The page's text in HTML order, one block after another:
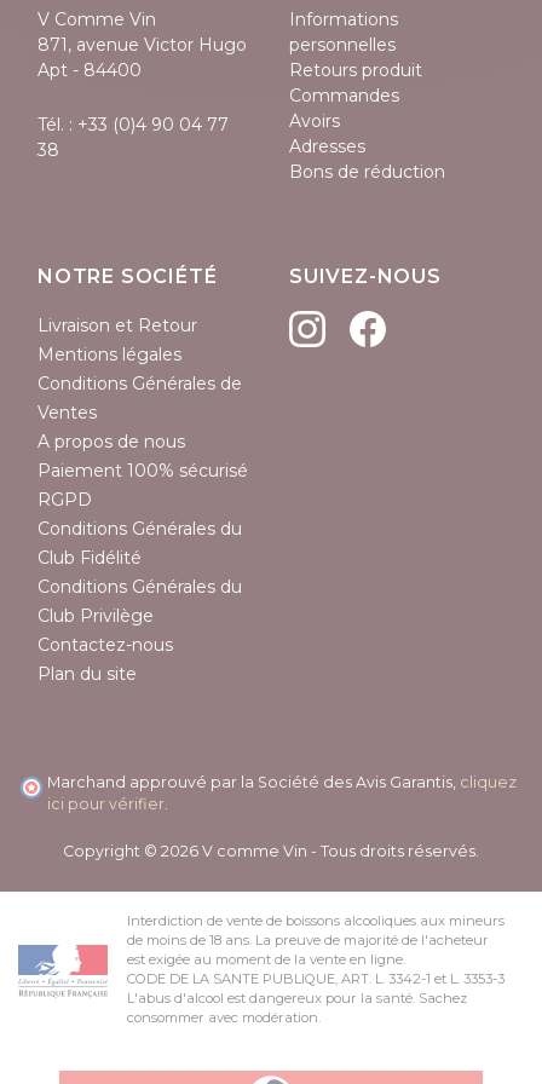
V Comme Vin
871, avenue Victor Hugo
Apt - 84400
Tél. : +33 (0)4 90 04 77
38
Informations
personnelles
Retours produit
Commandes
Avoirs
Adresses
Bons de réduction
NOTRE SOCIÉTÉ
Livraison et Retour
Mentions légales
Conditions Générales de
Ventes
A propos de nous
Paiement 100% sécurisé
RGPD
Conditions Générales du
Club Fidélité
Conditions Générales du
Club Privilège
Contactez-nous
Plan du site
SUIVEZ-NOUS
Marchand approuvé par la Société des Avis Garantis, cliquez
ici pour vérifier
Copyright © 2026 V comme Vin - Tous droits réservés.
Interdiction de vente de boissons alcooliques aux mineurs
de moins de 18 ans. La preuve de majorité de l'acheteur
est exigée au moment de la vente en ligne.
CODE DE LA SANTE PUBLIQUE, ART. L. 3342-1 et L. 3353-3
L'abus d'alcool est dangereux pour la santé. Sachez
consommer avec modération.